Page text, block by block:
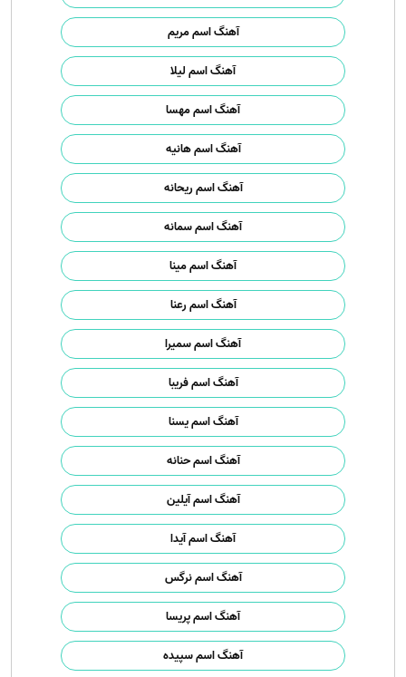
آهنگ اسم مریم
آهنگ اسم لیلا
آهنگ اسم مهسا
آهنگ اسم هانیه
آهنگ اسم ریحانه
آهنگ اسم سمانه
آهنگ اسم مینا
آهنگ اسم رعنا
آهنگ اسم سمیرا
آهنگ اسم فریبا
آهنگ اسم یسنا
آهنگ اسم حنانه
آهنگ اسم آیلین
آهنگ اسم آیدا
آهنگ اسم نرگس
آهنگ اسم پریسا
آهنگ اسم سپیده